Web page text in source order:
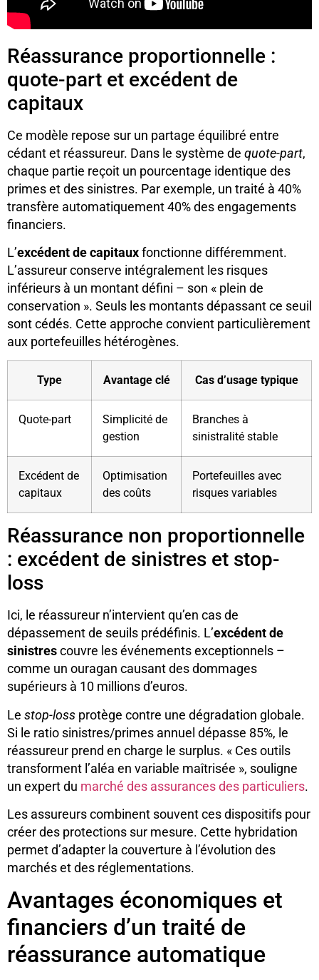
Réassurance proportionnelle :
quote-part et excédent de
capitaux
Ce modèle repose sur un partage équilibré entre
cédant et réassureur. Dans le système de quote-part,
chaque partie reçoit un pourcentage identique des
primes et des sinistres. Par exemple, un traité à 40%
transfère automatiquement 40% des engagements
financiers.
L’excédent de capitauxfonctionne différemment.
L’assureur conserve intégralement les risques
inférieurs à un montant défini – son « plein de
conservation ». Seuls les montants dépassant ce seuil
sont cédés. Cette approche convient particulièrement
aux portefeuilles hétérogènes.
Type Avantage clé Cas d’usage typique
Quote-part
Simplicité de
gestion
Branches à
sinistralité stable
Excédent de
capitaux
Optimisation
des coûts
Portefeuilles avec
risques variables
Réassurance non proportionnelle
: excédent de sinistres et stop-
loss
Ici, le réassureur n’intervient qu’en cas de
dépassement de seuils prédéfinis. L’excédent de
sinistrescouvre les événements exceptionnels –
comme un ouragan causant des dommages
supérieurs à 10 millions d’euros.
Le stop-loss protège contre une dégradation globale.
Si le ratio sinistres/primes annuel dépasse 85%, le
réassureur prend en charge le surplus. « Ces outils
transforment l’aléa en variable maîtrisée », souligne
un expert du marché des assurances des particuliers.
Les assureurs combinent souvent ces dispositifs pour
créer des protections sur mesure. Cette hybridation
permet d’adapter la couverture à l’évolution des
marchés et des réglementations.
Avantages économiques et
financiers d’un traité de
réassurance automatique